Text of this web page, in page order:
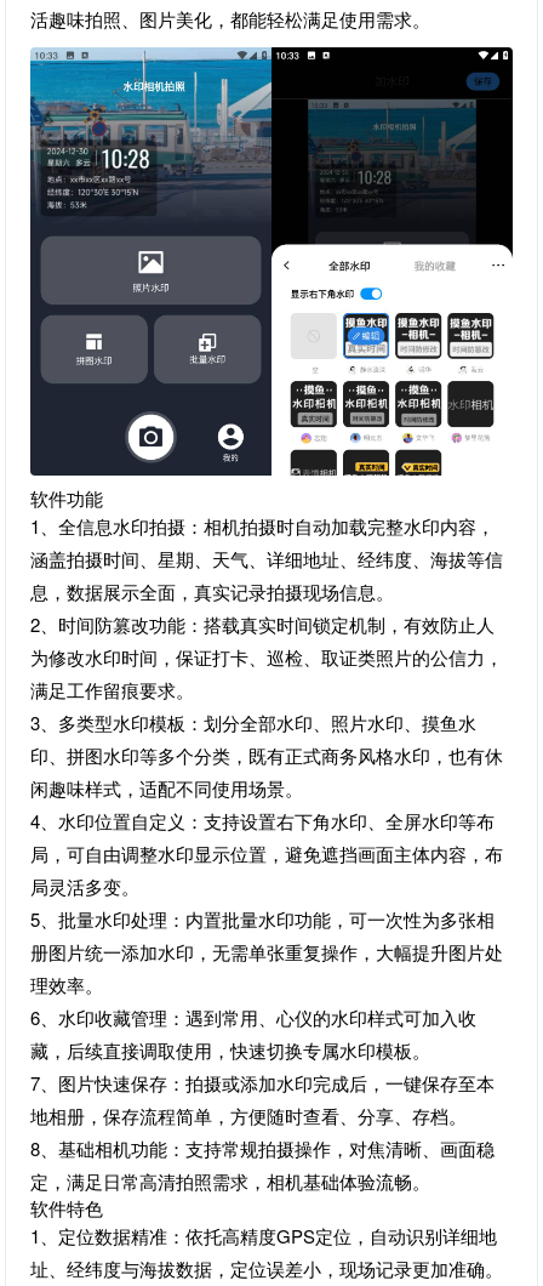
活趣味拍照、图片美化，都能轻松满足使用需求。
软件功能
1、全信息水印拍摄：相机拍摄时自动加载完整水印内容，
涵盖拍摄时间、星期、天气、详细地址、经纬度、海拔等信
息，数据展示全面，真实记录拍摄现场信息。
2、时间防篡改功能：搭载真实时间锁定机制，有效防止人
为修改水印时间，保证打卡、巡检、取证类照片的公信力，
满足工作留痕要求。
3、多类型水印模板：划分全部水印、照片水印、摸鱼水
印、拼图水印等多个分类，既有正式商务风格水印，也有休
闲趣味样式，适配不同使用场景。
4、水印位置自定义：支持设置右下角水印、全屏水印等布
局，可自由调整水印显示位置，避免遮挡画面主体内容，布
局灵活多变。
5、批量水印处理：内置批量水印功能，可一次性为多张相
册图片统一添加水印，无需单张重复操作，大幅提升图片处
理效率。
6、水印收藏管理：遇到常用、心仪的水印样式可加入收
藏，后续直接调取使用，快速切换专属水印模板。
7、图片快速保存：拍摄或添加水印完成后，一键保存至本
地相册，保存流程简单，方便随时查看、分享、存档。
8、基础相机功能：支持常规拍摄操作，对焦清晰、画面稳
定，满足日常高清拍照需求，相机基础体验流畅。
软件特色
1、定位数据精准：依托高精度GPS定位，自动识别详细地
址、经纬度与海拔数据，定位误差小，现场记录更加准确。